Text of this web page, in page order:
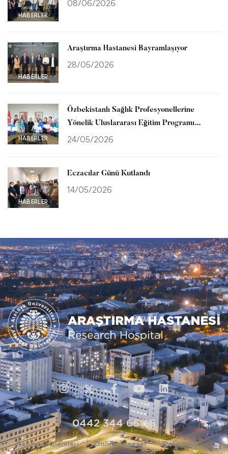
HABERLER
08/06/2026
HABERLER
Araştırma Hastanesi Bayramlaşıyor
28/05/2026
HABERLER
Özbekistanlı Sağlık Profesyonellerine
Yönelik Uluslararası Eğitim Programı
Tamamlandı
24/05/2026
HABERLER
Eczacılar Günü Kutlandı
14/05/2026
0442 344 66 66
Randevu İşlemleri Online İşlemler Doktorlar